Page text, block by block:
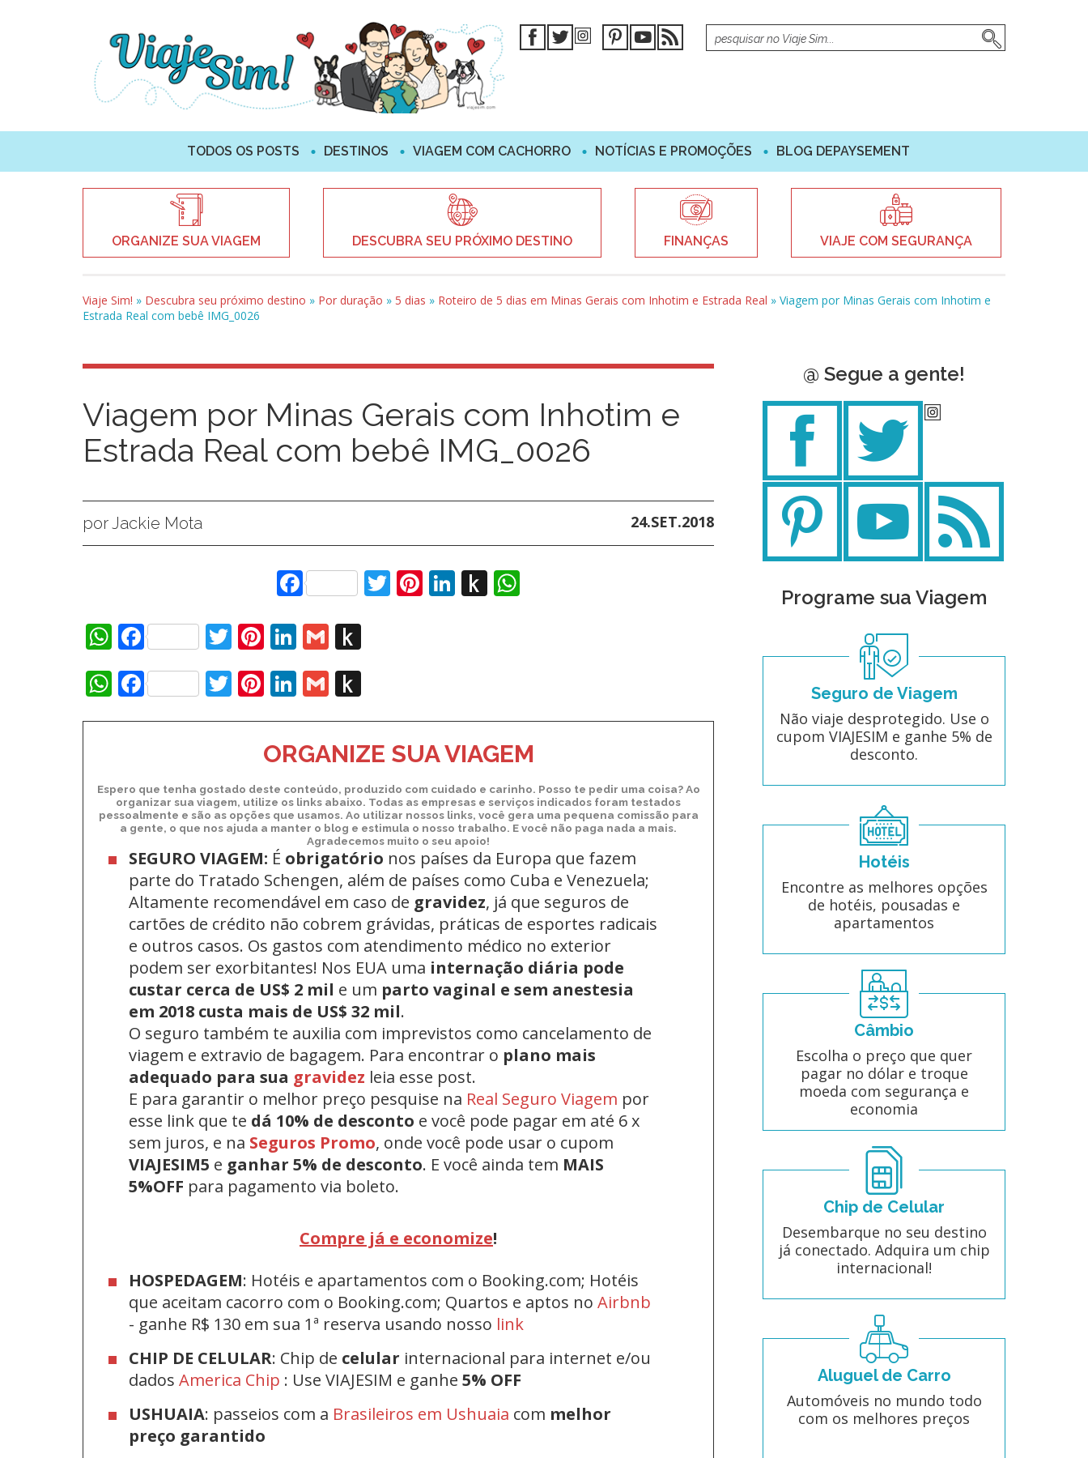
TODOS OS POSTS DESTINOS VIAGEM COM CACHORRO NOTÍCIAS E PROMOÇÕES BLOG DEPAYSEMENT
ORGANIZE SUA VIAGEM DESCUBRA SEU PRÓXIMO DESTINO FINANÇAS VIAJE COM SEGURANÇA
Viaje Sim! » Descubra seu próximo destino » Por duração » 5 dias » Roteiro de 5 dias em Minas Gerais com Inhotim e Estrada Real » Viagem por Minas Gerais com Inhotim e
Estrada Real com bebê IMG_0026
Viagem por Minas Gerais com Inhotim e
Estrada Real com bebê IMG_0026
por Jackie Mota 24.SET.2018
FacebookTwitter
Pinterest
LinkedIn
Push
WhatsApp
FacebookTwitter
Pinterest
LinkedIn
Gmail
WhatsApp
FacebookTwitter
Pinterest
LinkedIn
Gmail
ORGANIZE SUA VIAGEM
Espero que tenha gostado deste conteúdo, produzido com cuidado e carinho. Posso te pedir uma coisa? Ao
organizar sua viagem, utilize os links abaixo. Todas as empresas e serviços indicados foram testados
pessoalmente e são as opções que usamos. Ao utilizar nossos links, você gera uma pequena comissão para
a gente, o que nos ajuda a manter o blog e estimula o nosso trabalho. E você não paga nada a mais.
Agradecemos muito o seu apoio!
SEGURO VIAGEM: É obrigatório nos países da Europa que fazem
parte do Tratado Schengen, além de países como Cuba e Venezuela;
Altamente recomendável em caso de gravidez, já que seguros de
cartões de crédito não cobrem grávidas, práticas de esportes radicais
e outros casos. Os gastos com atendimento médico no exterior
podem ser exorbitantes! Nos EUA uma internação diária pode
custar cerca de US$ 2 mil e um parto vaginal e sem anestesia
em 2018 custa mais de US$ 32 mil.
O seguro também te auxilia com imprevistos como cancelamento de
viagem e extravio de bagagem. Para encontrar o plano mais
adequado para sua gravidez leia esse post.
E para garantir o melhor preço pesquise na Real Seguro Viagem por
esse link que te dá 10% de desconto e você pode pagar em até 6 x
sem juros, e na Seguros Promo, onde você pode usar o cupom
VIAJESIM5 e ganhar 5% de desconto. E você ainda tem MAIS
5%OFF para pagamento via boleto.
Compre já e economize!
HOSPEDAGEM: Hotéis e apartamentos com o Booking.com; Hotéis
que aceitam cacorro com o Booking.com; Quartos e aptos no Airbnb
- ganhe R$ 130 em sua 1ª reserva usando nosso link
CHIP DE CELULAR: Chip de celular internacional para internet e/ou
dados America Chip : Use VIAJESIM e ganhe 5% OFF
USHUAIA: passeios com a Brasileiros em Ushuaia com melhor
preço garantido
@ Segue a gente!
Programe sua Viagem
Seguro de Viagem
Não viaje desprotegido. Use o
cupom VIAJESIM e ganhe 5% de
desconto.
Hotéis
Encontre as melhores opções
de hotéis, pousadas e
apartamentos
Câmbio
Escolha o preço que quer
pagar no dólar e troque
moeda com segurança e
economia
Chip de Celular
Desembarque no seu destino
já conectado. Adquira um chip
internacional!
Aluguel de Carro
Automóveis no mundo todo
com os melhores preços